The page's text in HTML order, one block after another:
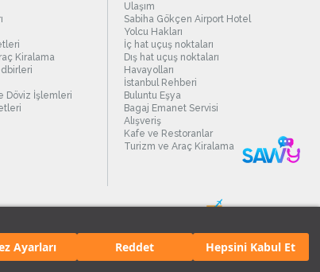
Ayarları Reddet Hepsini Kabul Et
Kiralama
Döviz İşlemleri
Ulaşım
Sabiha Gökçen Airport Hotel
Yolcu Hakları
İç hat uçuş noktaları
Dış hat uçuş noktaları
Havayolları
İstanbul Rehberi
Buluntu Eşya
Bagaj Emanet Servisi
Alışveriş
Kafe ve Restoranlar
Turizm ve Araç Kiralama